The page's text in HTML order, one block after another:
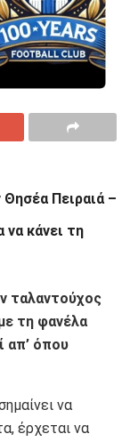
Πειραιά –
να κάνει τη
ταλαντούχος
τη φανέλα
απ’ όπου
να
έρχεται να